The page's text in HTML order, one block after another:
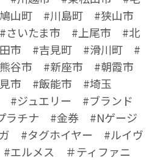
山町 #川島町 #狭山市
いたま市 #上尾市 #北
市 #吉見町 #滑川町 #
谷市 #新座市 #朝霞市
市 #飯能市 #埼玉
#ジュエリー #ブランド
ラチナ #金券 #Nゲージ
#タグホイヤー #ルイヴ
ルメス ＃ティファニ